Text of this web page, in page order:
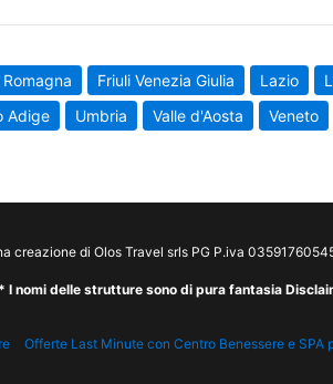
Romagna Friuli Venezia Giulia Lazio
Adige Umbria Valle d'Aosta Veneto
creazione di Olos Travel srls PG P.iva
* I nomi delle strutture sono di pura fantasia
Offerte Last Minute con Centro Benessere e SPA